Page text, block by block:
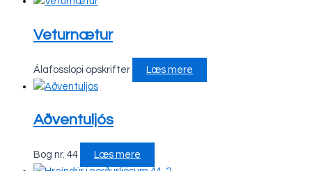
Veturnætur
Álafosslopi opskrifter Læs mere
Aðventuljós
Bog nr. 44 Læs mere